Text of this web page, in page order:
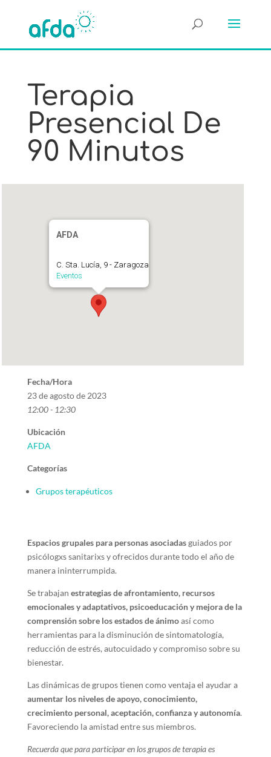
Terapia
Presencial De
90 Minutos
AFDA
C. Sta. Lucía, 9 - Zaragoza
Eventos
Fecha/Hora
23 de agosto de 2023
12:00 - 12:30
Ubicación
AFDA
Categorías
Grupos terapéuticos
Espacios grupales para personas asociadasguiados por
psicólogxs sanitarixs y ofrecidos durante todo el año de
manera ininterrumpida.
Se trabajan estrategias de afrontamiento, recursos
emocionales y adaptativos, psicoeducación y mejora de la
comprensión sobre los estados de ánimoasí como
herramientas para la disminución de sintomatología,
reducción de estrés, autocuidado y compromiso sobre su
bienestar.
Las dinámicas de grupos tienen como ventaja el ayudar a
aumentar los niveles de apoyo, conocimiento,
crecimiento personal, aceptación, confianza y autonomía.
Favoreciendo la amistad entre sus miembros.
Recuerda que para participar en los grupos de terapia es